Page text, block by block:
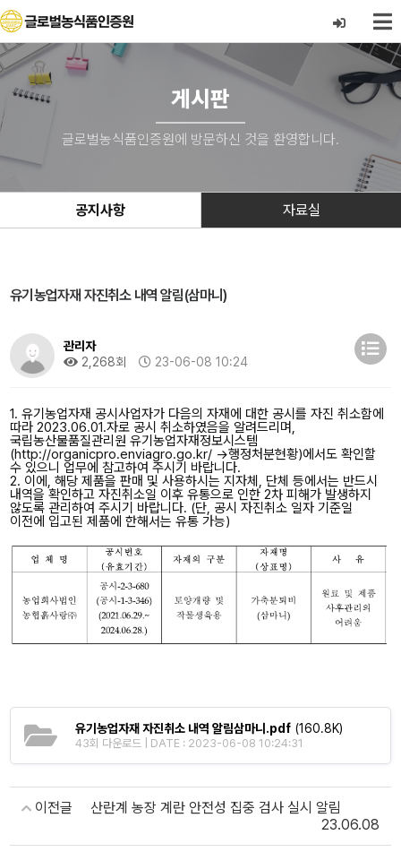
게시판
글로벌농식품인증원에 방문하신 것을 환영합니다.
공지사항 자료실
유기농업자재 자진취소 내역 알림(삼마니)
관리자
2,268회
23-06-08 10:24
1. 유기농업자재 공시사업자가 다음의 자재에 대한 공시를 자진 취소함에
따라2023.06.01.자로 공시 취소하였음을 알려드리며,
국립농산물품질관리원유기농업자재정보시스템
(http://organicpro.enviagro.go.kr/ →행정처분현황)에서도 확인할
수 있으니 업무에 참고하여 주시기 바랍니다.
2. 이에, 해당 제품을 판매 및 사용하시는 지자체, 단체 등에서는 반드시
내역을확인하고 자진취소일 이후 유통으로 인한 2차 피해가 발생하지
않도록관리하여 주시기 바랍니다. (단, 공시 자진취소 일자 기준일
이전에 입고된제품에 한해서는 유통 가능)
유기농업자재 자진취소 내역 알림삼마니.pdf (160.8K)
43회 다운로드 | DATE : 2023-06-08 10:24:31
이전글
산란계 농장 계란 안전성 집중 검사 실시 알림
23.06.08